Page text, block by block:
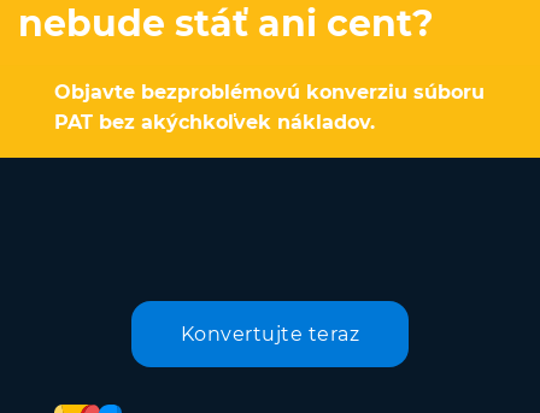
nebude stáť ani cent?
Objavte bezproblémovú konverziu súboru
PAT bez akýchkoľvek nákladov.
Konvertujte teraz